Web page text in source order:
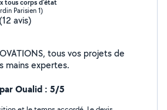
tous corps d'état
Parisien 1)
(12 avis)
tous vos projets de
mains expertes.
Oualid : 5/5